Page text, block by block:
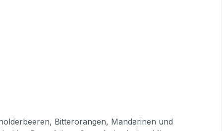
Bitterorangen, Mandarinen und